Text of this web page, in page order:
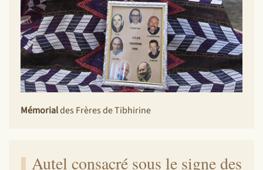
Mémorialdes Frères de Tibhirine
Autel consacré sous le signe des